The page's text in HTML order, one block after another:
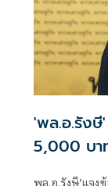
'พล.อ.รังษี
5,000 บา
พล.อ.รังษี’แจง